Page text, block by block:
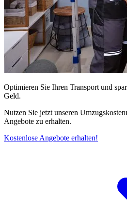
Optimieren Sie Ihren Transport und
Geld.
Nutzen Sie jetzt unseren
Angebote zu erhalten.
Kostenlose Angebote erhalten!